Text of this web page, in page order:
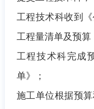
工程技术科收到
工程量清单及预算
工程技术科完成
单》；
施工单位根据预